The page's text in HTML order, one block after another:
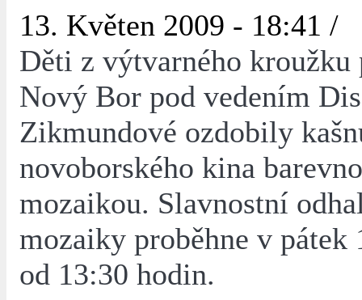
13. Květen 2009 - 18:41 /
Děti z výtvarného
Nový Bor pod vedením
Zikmundové ozdobily
novoborského kina
mozaikou. Slavnostní
mozaiky proběhne v pátek
od 13:30 hodin.